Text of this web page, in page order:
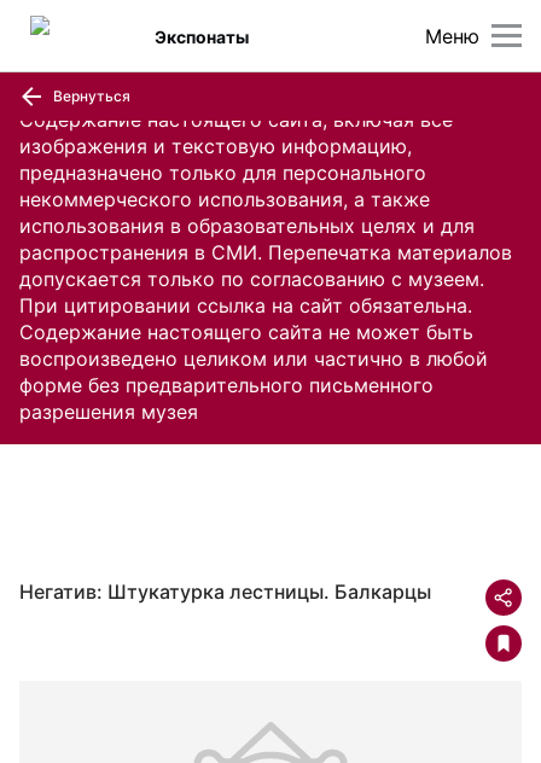
Содержание настоящего сайта, включая все
изображения и текстовую информацию,
предназначено только для персонального
некоммерческого использования, а также
использования в образовательных целях и для
распространения в СМИ. Перепечатка материалов
допускается только по согласованию с музеем.
При цитировании ссылка на сайт обязательна.
Содержание настоящего сайта не может быть
воспроизведено целиком или частично в любой
форме без предварительного письменного
разрешения музея
Меню
Экспонаты
Вернуться
Негатив: Штукатурка лестницы. Балкарцы